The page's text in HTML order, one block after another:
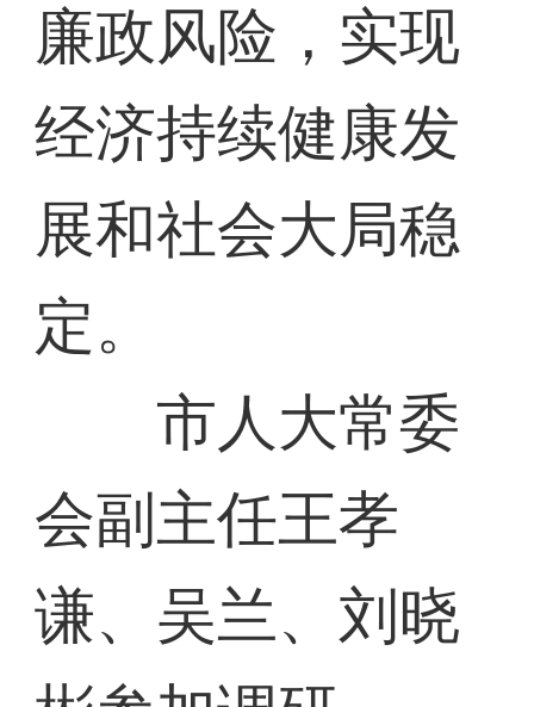
廉政风险，实现
经济持续健康发
展和社会大局稳
定。
市人大常委
会副主任王孝
谦、吴兰、刘晓